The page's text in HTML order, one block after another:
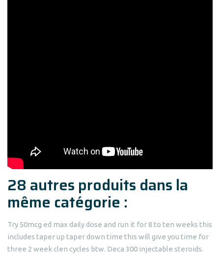
28 autres produits dans la
même catégorie :
Try 50mcg ed max daily dose and run it for 8 to ten weeks this
includes taper up taper down time this will give you time for
three 2 week clen cycles btw. Deca 300 injectable steroids.